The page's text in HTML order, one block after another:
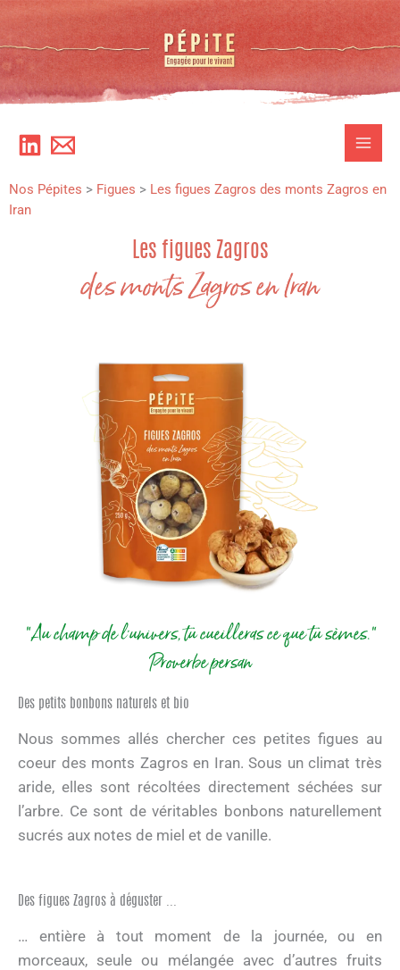
Aller
contenu
Nos Pépites > Figues > Les figues Zagros des monts Zagros en
Iran
Les figues Zagros
des monts Zagros en Iran
"Au champ de l'univers, tu cueilleras ce que tu sèmes."
Proverbe persan
Des petits bonbons naturels et bio
Nous sommes allés chercher ces petites figues au
coeur des monts Zagros en Iran. Sous un climat très
aride, elles sont récoltées directement séchées sur
l’arbre. Ce sont de véritables bonbons naturellement
sucrés aux notes de miel et de vanille.
Des figues Zagros à déguster ...
… entière à tout moment de la journée, ou en
morceaux, seule ou mélangée avec d’autres fruits